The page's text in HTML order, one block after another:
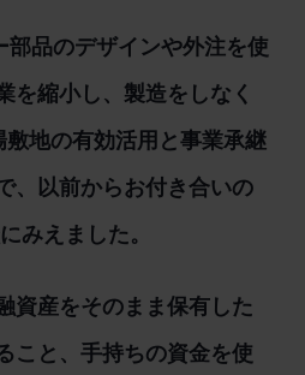
部品のデザインや外注を使
を縮小し、製造をしなく
地の有効活用と事業承継
、以前からお付き合いの
みえました。
資産をそのまま保有した
こと、手持ちの資金を使